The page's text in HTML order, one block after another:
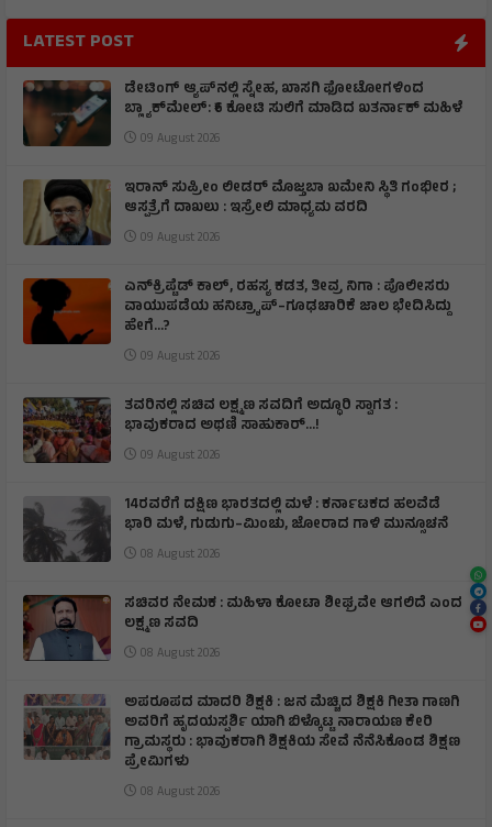
LATEST POST
ಡೇಟಿಂಗ್ ಆ್ಯಪ್‌ನಲ್ಲಿ ಸ್ನೇಹ, ಖಾಸಗಿ ಫೋಟೋಗಳಿಂದ
ಬ್ಲ್ಯಾಕ್‌ಮೇಲ್: ₹6 ಕೋಟಿ ಸುಲಿಗೆ ಮಾಡಿದ ಖತರ್ನಾಕ್‌ ಮಹಿಳೆ
09 August 2026
ಇರಾನ್‌ ಸುಪ್ರೀಂ ಲೀಡರ್‌ ಮೊಜ್ತಬಾ ಖಮೇನಿ ಸ್ಥಿತಿ ಗಂಭೀರ ;
ಆಸ್ಪತ್ರೆಗೆ ದಾಖಲು : ಇಸ್ರೇಲಿ ಮಾಧ್ಯಮ ವರದಿ
09 August 2026
ಎನ್‌ಕ್ರಿಪ್ಟೆಡ್‌ ಕಾಲ್‌, ರಹಸ್ಯ ಕಡತ, ತೀವ್ರ ನಿಗಾ : ಪೊಲೀಸರು
ವಾಯುಪಡೆಯ ಹನಿಟ್ರ್ಯಾಪ್–ಗೂಢಚಾರಿಕೆ ಜಾಲ ಭೇದಿಸಿದ್ದು
ಹೇಗೆ…?
09 August 2026
ತವರಿನಲ್ಲಿ ಸಚಿವ ಲಕ್ಷ್ಮಣ ಸವದಿಗೆ ಅದ್ಧೂರಿ ಸ್ವಾಗತ :
ಭಾವುಕರಾದ ಅಥಣಿ ಸಾಹುಕಾರ್...!
09 August 2026
14ರವರೆಗೆ ದಕ್ಷಿಣ ಭಾರತದಲ್ಲಿ ಮಳೆ : ಕರ್ನಾಟಕದ ಹಲವೆಡೆ
ಭಾರಿ ಮಳೆ, ಗುಡುಗು–ಮಿಂಚು, ಜೋರಾದ ಗಾಳಿ ಮುನ್ಸೂಚನೆ
08 August 2026
ಸಚಿವರ ನೇಮಕ : ಮಹಿಳಾ ಕೋಟಾ ಶೀಘ್ರವೇ ಆಗಲಿದೆ ಎಂದ
ಲಕ್ಷ್ಮಣ ಸವದಿ
08 August 2026
ಅಪರೂಪದ ಮಾದರಿ ಶಿಕ್ಷಕಿ : ಜನ ಮೆಚ್ಚಿದ ಶಿಕ್ಷಕಿ ಗೀತಾ ಗಾಣಗಿ
ಅವರಿಗೆ ಹೃದಯಸ್ಪರ್ಶಿ ಯಾಗಿ ಬಿಳ್ಕೊಟ್ಟ ನಾರಾಯಣ ಕೇರಿ
ಗ್ರಾಮಸ್ಥರು : ಭಾವುಕರಾಗಿ ಶಿಕ್ಷಕಿಯ ಸೇವೆ ನೆನೆಸಿಕೊಂಡ ಶಿಕ್ಷಣ
ಪ್ರೇಮಿಗಳು
08 August 2026